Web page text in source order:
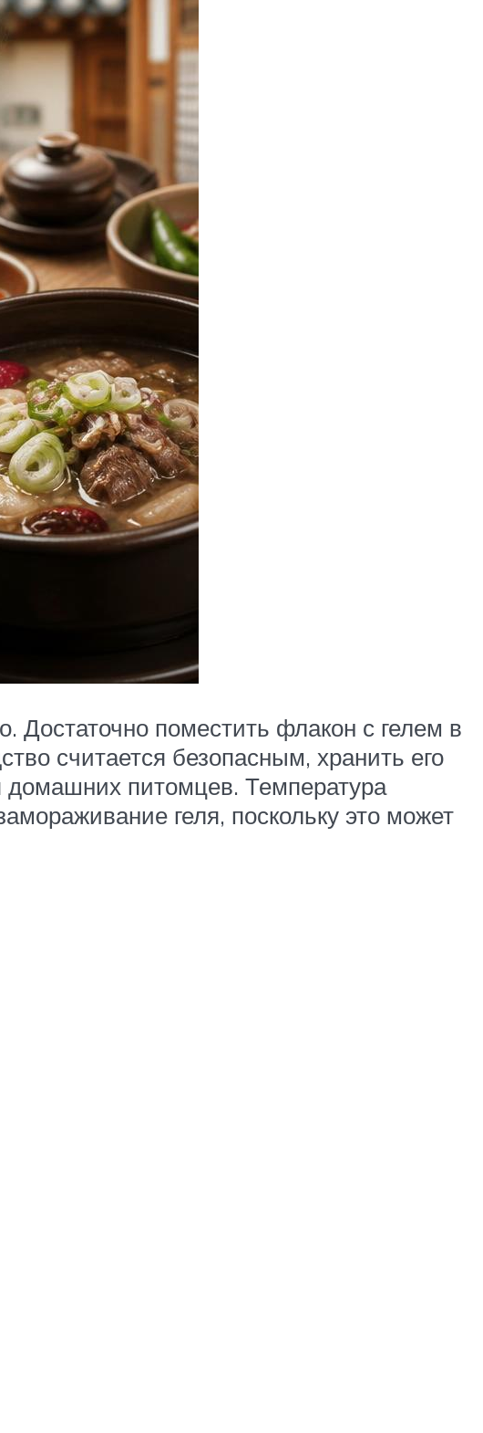
Достаточно поместить флакон с гелем в
считается безопасным, хранить его
домашних питомцев. Температура
геля, поскольку это может